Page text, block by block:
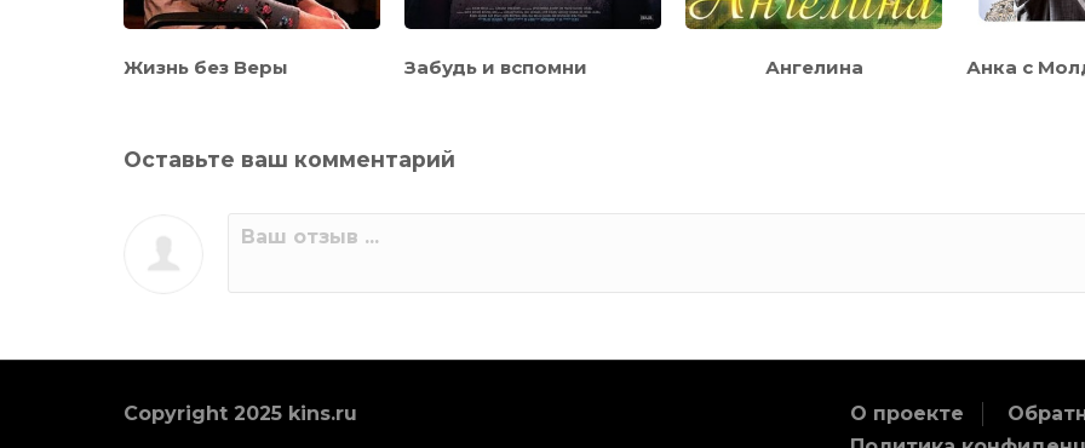
Жизнь без Веры Забудь и вспомни Ангелина Анка с
Оставьте ваш комментарий
Copyright 2025 kins.ru О проекте